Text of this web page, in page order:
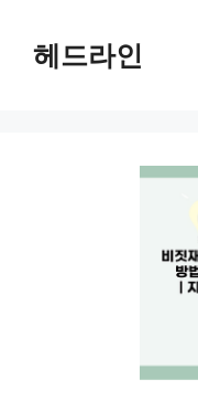
헤드라인